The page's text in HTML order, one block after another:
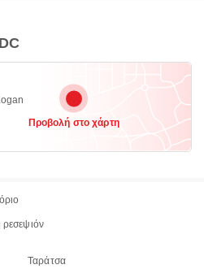
Προβολή στο χάρτη
Ταράτσα